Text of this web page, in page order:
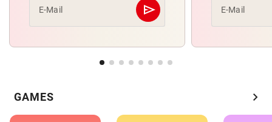
E-Mail send
Abschicken E-Mail
GAMES chevron_right